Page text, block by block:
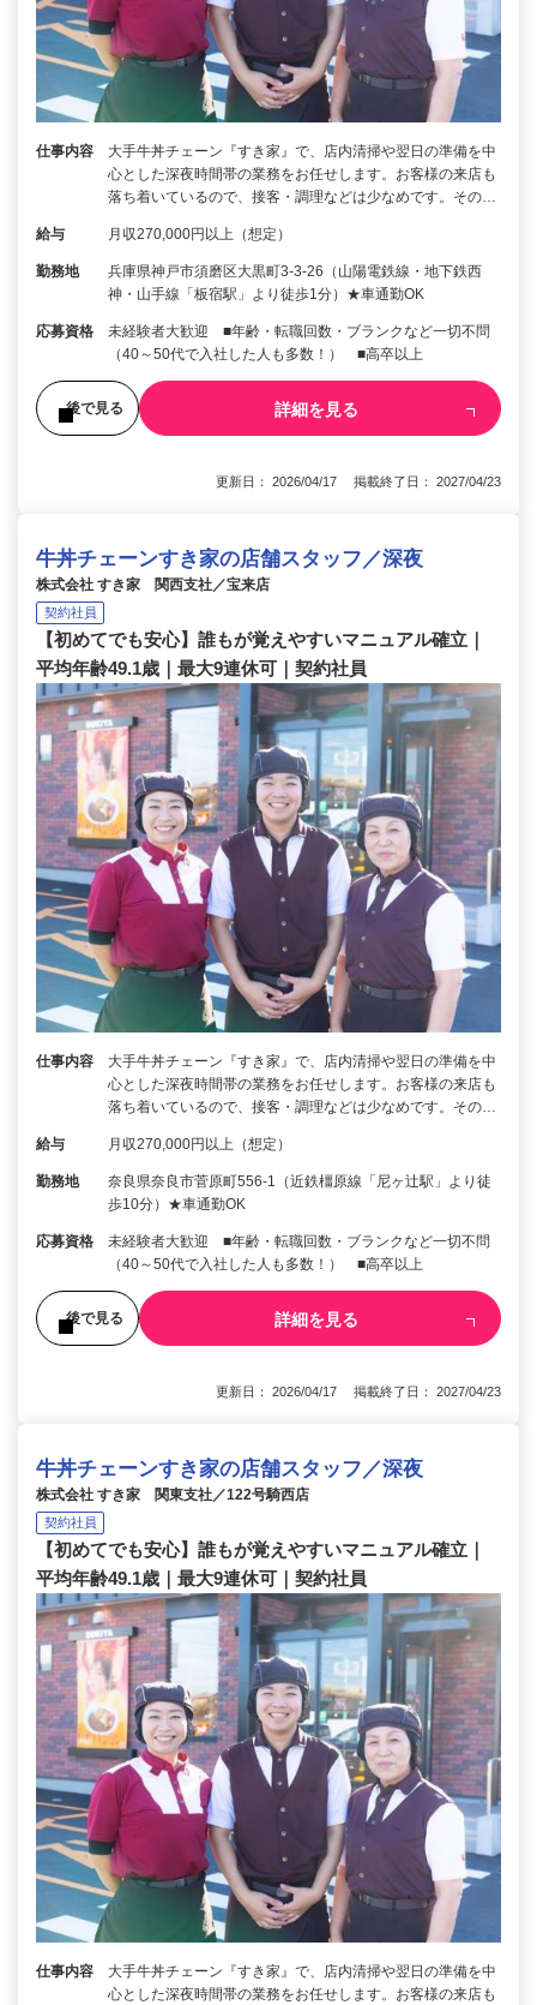
仕事内容
大手牛丼チェーン『すき家』で、店内清掃や翌日の準備を中
心とした深夜時間帯の業務をお任せします。お客様の来店も
落ち着いているので、接客・調理などは少なめです。その…
給与 月収270,000円以上（想定）
勤務地
兵庫県神戸市須磨区大黒町3-3-26（山陽電鉄線・地下鉄西
神・山手線「板宿駅」より徒歩1分）★車通勤OK
応募資格
未経験者大歓迎 ■年齢・転職回数・ブランクなど一切不問
（40～50代で入社した人も多数！） ■高卒以上
後で見る 詳細を見る
更新日： 2026/04/17 掲載終了日： 2027/04/23
牛丼チェーンすき家の店舗スタッフ／深夜
株式会社 すき家 関西支社／宝来店
契約社員
【初めてでも安心】誰もが覚えやすいマニュアル確立｜
平均年齢49.1歳｜最大9連休可｜契約社員
仕事内容
大手牛丼チェーン『すき家』で、店内清掃や翌日の準備を中
心とした深夜時間帯の業務をお任せします。お客様の来店も
落ち着いているので、接客・調理などは少なめです。その…
給与 月収270,000円以上（想定）
勤務地
奈良県奈良市菅原町556-1（近鉄橿原線「尼ヶ辻駅」より徒
歩10分）★車通勤OK
応募資格
未経験者大歓迎 ■年齢・転職回数・ブランクなど一切不問
（40～50代で入社した人も多数！） ■高卒以上
後で見る 詳細を見る
更新日： 2026/04/17 掲載終了日： 2027/04/23
牛丼チェーンすき家の店舗スタッフ／深夜
株式会社 すき家 関東支社／122号騎西店
契約社員
【初めてでも安心】誰もが覚えやすいマニュアル確立｜
平均年齢49.1歳｜最大9連休可｜契約社員
仕事内容
大手牛丼チェーン『すき家』で、店内清掃や翌日の準備を中
心とした深夜時間帯の業務をお任せします。お客様の来店も